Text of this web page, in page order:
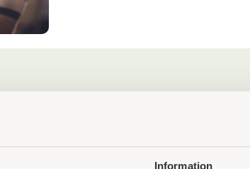
Information